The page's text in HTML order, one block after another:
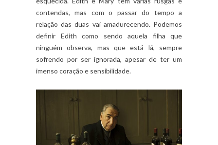
contendas, mas com o passar do tempo a
relação das duas vai amadurecendo. Podemos
definir Edith como sendo aquela filha que
ninguém observa, mas que está lá, sempre
sofrendo por ser ignorada, apesar de ter um
imenso coração e sensibilidade.